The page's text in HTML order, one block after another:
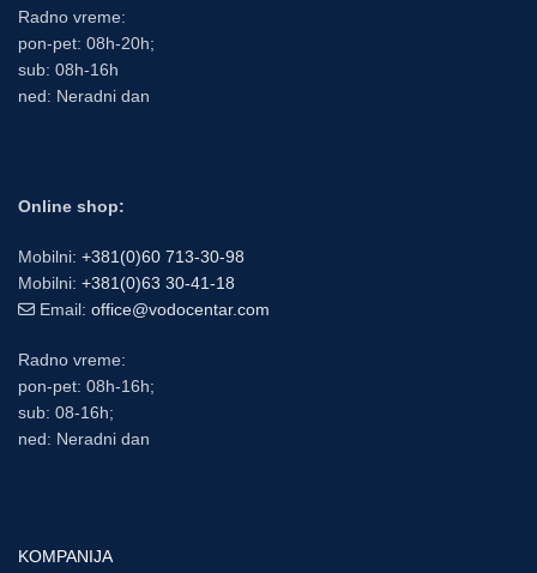
Radno vreme:
pon-pet: 08h-20h;
sub: 08h-16h
ned: Neradni dan
Online shop:
Mobilni: +381(0)60 713-30-98
Mobilni: +381(0)63 30-41-18
Email: office@vodocentar.com
Radno vreme:
pon-pet: 08h-16h;
sub: 08-16h;
ned: Neradni dan
KOMPANIJA